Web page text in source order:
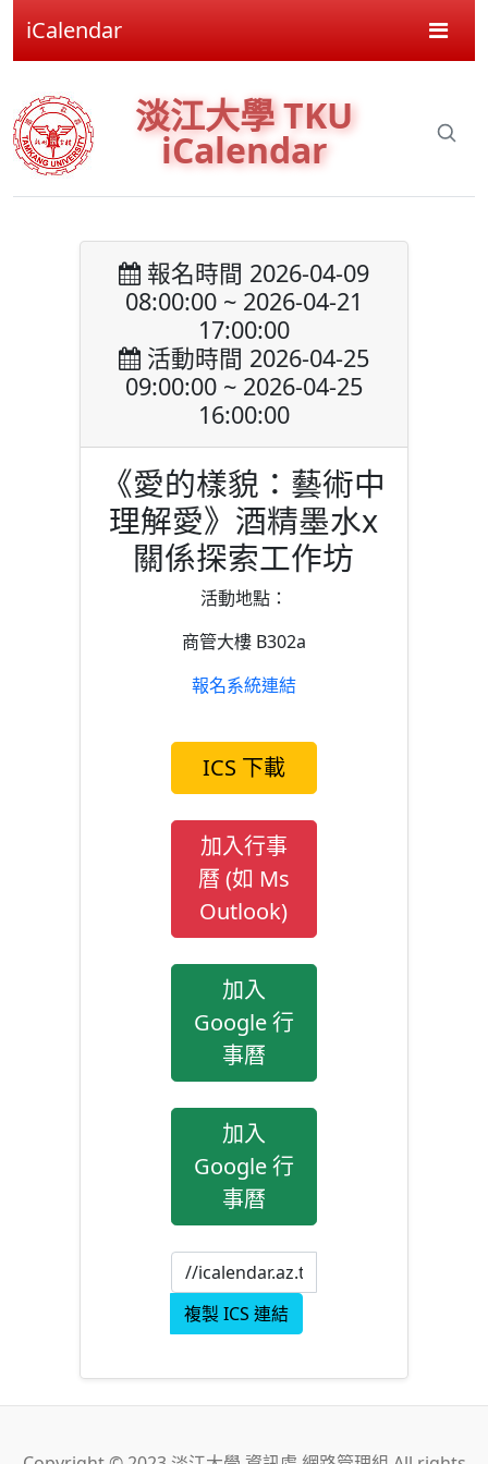
iCalendar
淡江大學 TKU
iCalendar
報名時間 2026-04-09
08:00:00 ~ 2026-04-21
17:00:00
活動時間 2026-04-25
09:00:00 ~ 2026-04-25
16:00:00
《愛的樣貌：藝術中
理解愛》酒精墨水x
關係探索工作坊
活動地點：
商管大樓 B302a
報名系統連結
ICS 下載
加入行事
曆 (如 Ms
Outlook)
加入
Google 行
事曆
加入
Google 行
事曆
複製 ICS 連結